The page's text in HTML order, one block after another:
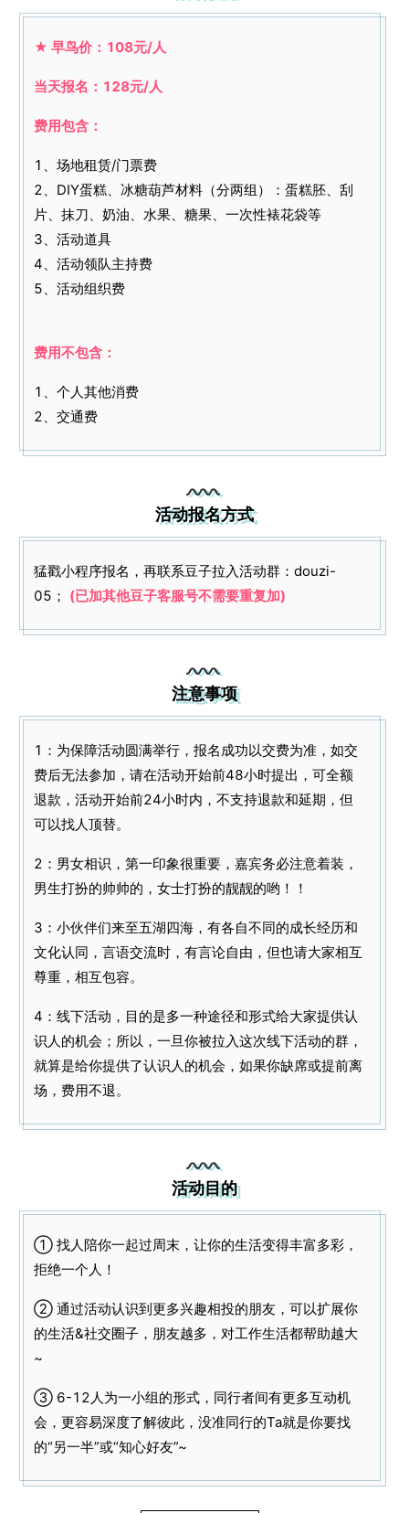
★ 早鸟价：108元/人
当天报名：128元/人
费用包含：
1、场地租赁/门票费
2、DIY蛋糕、冰糖葫芦材料（分两组）：蛋糕胚、刮
片、抹刀、奶油、水果、糖果、一次性裱花袋等
3、活动道具
4、活动领队主持费
5、活动组织费
费用不包含：
1、个人其他消费
2、交通费
活动报名方式
猛戳小程序报名，再联系豆子拉入活动群：douzi-
05； (已加其他豆子客服号不需要重复加)
注意事项
1：为保障活动圆满举行，报名成功以交费为准，如交
费后无法参加，请在活动开始前48小时提出，可全额
退款，活动开始前24小时内，不支持退款和延期，但
可以找人顶替。
2：男女相识，第一印象很重要，嘉宾务必注意着装，
男生打扮的帅帅的，女士打扮的靓靓的哟！！
3：小伙伴们来至五湖四海，有各自不同的成长经历和
文化认同，言语交流时，有言论自由，但也请大家相互
尊重，相互包容。
4：线下活动，目的是多一种途径和形式给大家提供认
识人的机会；所以，一旦你被拉入这次线下活动的群，
就算是给你提供了认识人的机会，如果你缺席或提前离
场，费用不退。
活动目的
① 找人陪你一起过周末，让你的生活变得丰富多彩，
拒绝一个人！
② 通过活动认识到更多兴趣相投的朋友，可以扩展你
的生活&社交圈子，朋友越多，对工作生活都帮助越大
~
③ 6-12人为一小组的形式，同行者间有更多互动机
会，更容易深度了解彼此，没准同行的Ta就是你要找
的“另一半”或“知心好友”~